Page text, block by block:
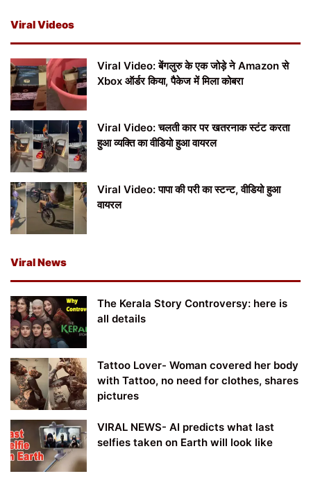
Viral Videos
Viral Video: बेंगलुरु के एक जोड़े ने Amazon से
Xbox ऑर्डर किया, पैकेज में मिला कोबरा
Viral Video: चलती कार पर खतरनाक स्टंट करता
हुआ व्यक्ति का वीडियो हुआ वायरल
Viral Video: पापा की परी का स्टन्ट, वीडियो हुआ
वायरल
Viral News
The Kerala Story Controversy: here is
all details
Tattoo Lover- Woman covered her body
with Tattoo, no need for clothes, shares
pictures
VIRAL NEWS- AI predicts what last
selfies taken on Earth will look like